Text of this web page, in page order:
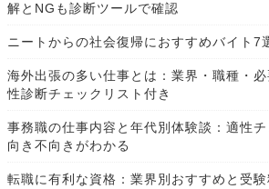
解とNGも診断ツールで確認
ニートからの社会復帰におすすめバイト7
海外出張の多い仕事とは：業界・職種・
性診断チェックリスト付き
事務職の仕事内容と年代別体験談：適性
向き不向きがわかる
転職に有利な資格：業界別おすすめと受